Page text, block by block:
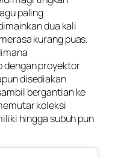
paling
dua kali
kurang puas.
dengan proyektor
disediakan
bergantian ke
koleksi
hingga subuh pun